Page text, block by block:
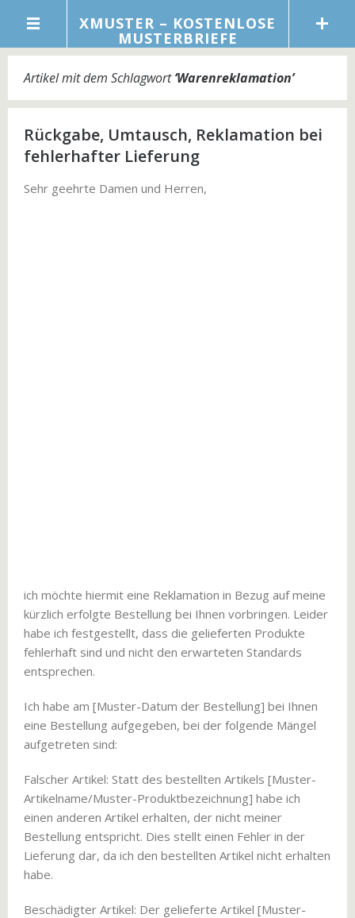
XMUSTER – KOSTENLOSE
MUSTERBRIEFE
Artikel mit dem Schlagwort‘Warenreklamation’
Rückgabe, Umtausch, Reklamation bei
fehlerhafter Lieferung
Sehr geehrte Damen und Herren,
ich möchte hiermit eine Reklamation in Bezug auf meine
kürzlich erfolgte Bestellung bei Ihnen vorbringen. Leider
habe ich festgestellt, dass die gelieferten Produkte
fehlerhaft sind und nicht den erwarteten Standards
entsprechen.
Ich habe am [Muster-Datum der Bestellung] bei Ihnen
eine Bestellung aufgegeben, bei der folgende Mängel
aufgetreten sind:
Falscher Artikel: Statt des bestellten Artikels [Muster-
Artikelname/Muster-Produktbezeichnung] habe ich
einen anderen Artikel erhalten, der nicht meiner
Bestellung entspricht. Dies stellt einen Fehler in der
Lieferung dar, da ich den bestellten Artikel nicht erhalten
habe.
Beschädigter Artikel: Der gelieferte Artikel [Muster-